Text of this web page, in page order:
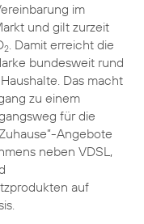
im
und gilt zurzeit
2. Damit erreicht die
bundesweit rund
Das macht
zu einem
für die
Angebote
neben VDSL,
auf